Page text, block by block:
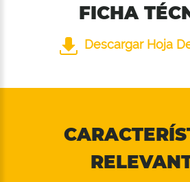
FICHA
Descargar Hoja